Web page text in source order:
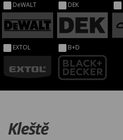
DeWALT DEK
EXTOL B+D
Kleště